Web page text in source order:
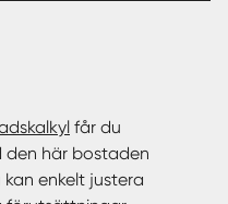
får du
här bostaden
enkelt justera